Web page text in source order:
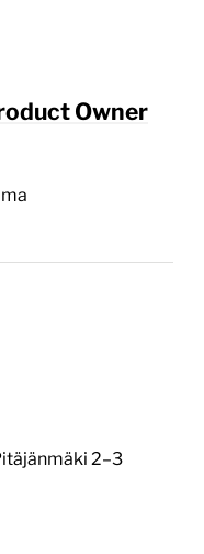
Owner
2–3